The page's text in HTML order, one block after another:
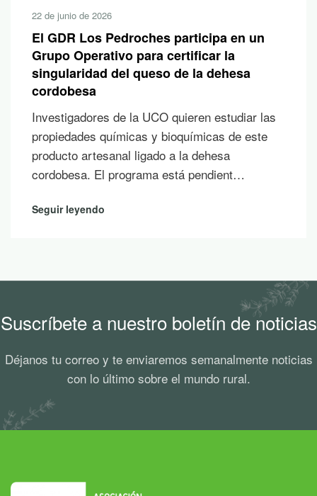
22 de junio de 2026
El GDR Los Pedroches participa en un
Grupo Operativo para certificar la
singularidad del queso de la dehesa
cordobesa
Investigadores de la UCO quieren estudiar las
propiedades químicas y bioquímicas de este
producto artesanal ligado a la dehesa
cordobesa. El programa está pendient…
Seguir leyendo
Suscríbete a nuestro boletín de noticias
Déjanos tu correo y te enviaremos semanalmente noticias
con lo último sobre el mundo rural.